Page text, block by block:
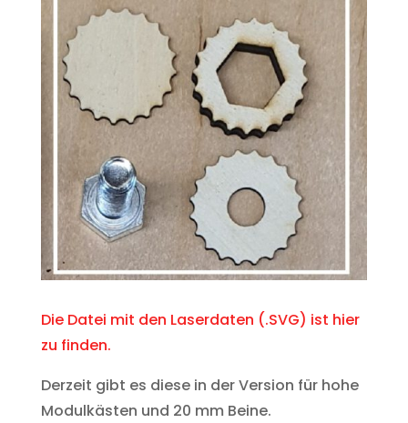
Die Datei mit den Laserdaten (.SVG) ist hier
zu finden.
Derzeit gibt es diese in der Version für hohe
Modulkästen und 20 mm Beine.